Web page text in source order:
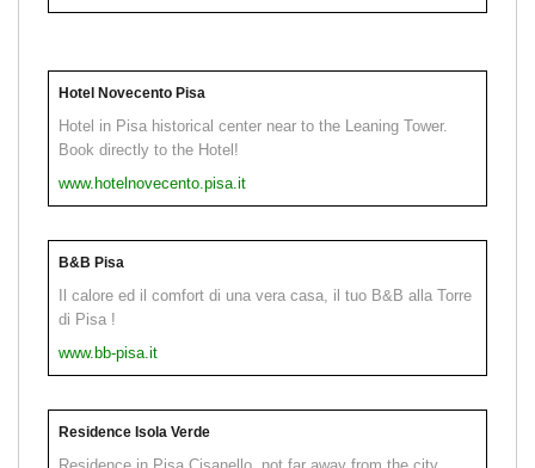
Hotel Novecento Pisa
Hotel in Pisa historical center near to the Leaning Tower.
Book directly to the Hotel!
www.hotelnovecento.pisa.it
B&B Pisa
Il calore ed il comfort di una vera casa, il tuo B&B alla Torre
di Pisa !
www.bb-pisa.it
Residence Isola Verde